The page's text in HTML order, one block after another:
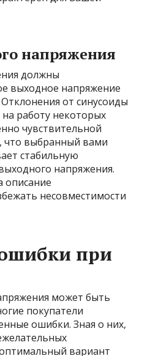
напряжения
должны
выходное напряжение
от синусоиды
работу некоторых
чувствительной
что выбранный вами
стабильную
напряжения.
описание
несовместимости
при
может быть
покупатели
ошибки. Зная о них,
вариант